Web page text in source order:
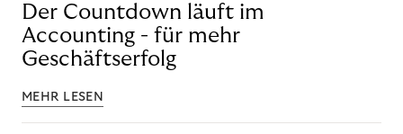
Der Countdown läuft im
Accounting - für mehr
Geschäftserfolg
MEHR LESEN